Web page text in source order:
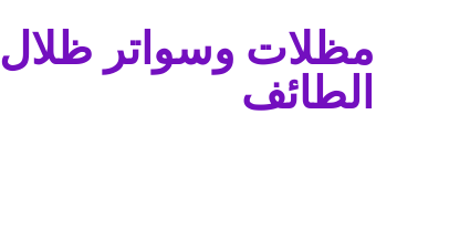
مظلات وسواتر ظلال
الطائف